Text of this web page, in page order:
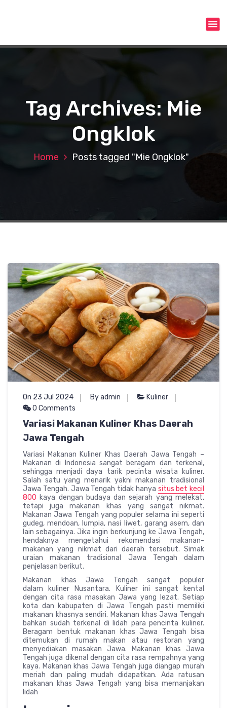
t
Tag Archives: Mie
Ongklok
Home Posts tagged "Mie Ongklok"
On 23 Jul 2024 By admin
Kuliner
0 Comments
Variasi Makanan Kuliner Khas Daerah
Jawa Tengah
Variasi Makanan Kuliner Khas Daerah Jawa Tengah –
Makanan di Indonesia sangat beragam dan terkenal,
sehingga menjadi daya tarik pecinta wisata kuliner.
Salah satu yang menarik yakni makanan tradisional
Jawa Tengah. Jawa Tengah tidak hanya situs bet kecil
800 kaya dengan budaya dan sejarah yang melekat,
tetapi juga makanan khas yang sangat nikmat.
Makanan Jawa Tengah yang populer selama ini seperti
gudeg, mendoan, lumpia, nasi liwet, garang asem, dan
lain sebagainya. Jika ingin berkunjung ke Jawa Tengah,
hendaknya mengetahui rekomendasi makanan-
makanan yang nikmat dari daerah tersebut. Simak
uraian makanan tradisional Jawa Tengah dalam
penjelasan berikut.
Makanan khas Jawa Tengah sangat populer
dalam kuliner Nusantara. Kuliner ini sangat kental
dengan cita rasa masakan Jawa yang lezat. Setiap
kota dan kabupaten di Jawa Tengah pasti memiliki
makanan khasnya sendiri. Makanan khas Jawa Tengah
bahkan sudah terkenal di lidah para pencinta kuliner.
Beragam bentuk makanan khas Jawa Tengah bisa
ditemukan di rumah makan atau restoran yang
menyediakan masakan Jawa. Makanan khas Jawa
Tengah juga dikenal dengan cita rasa rempahnya yang
kaya. Makanan khas Jawa Tengah juga diangap murah
meriah dan paling mudah didapatkan. Ada ratusan
makanan khas Jawa Tengah yang bisa memanjakan
lidah